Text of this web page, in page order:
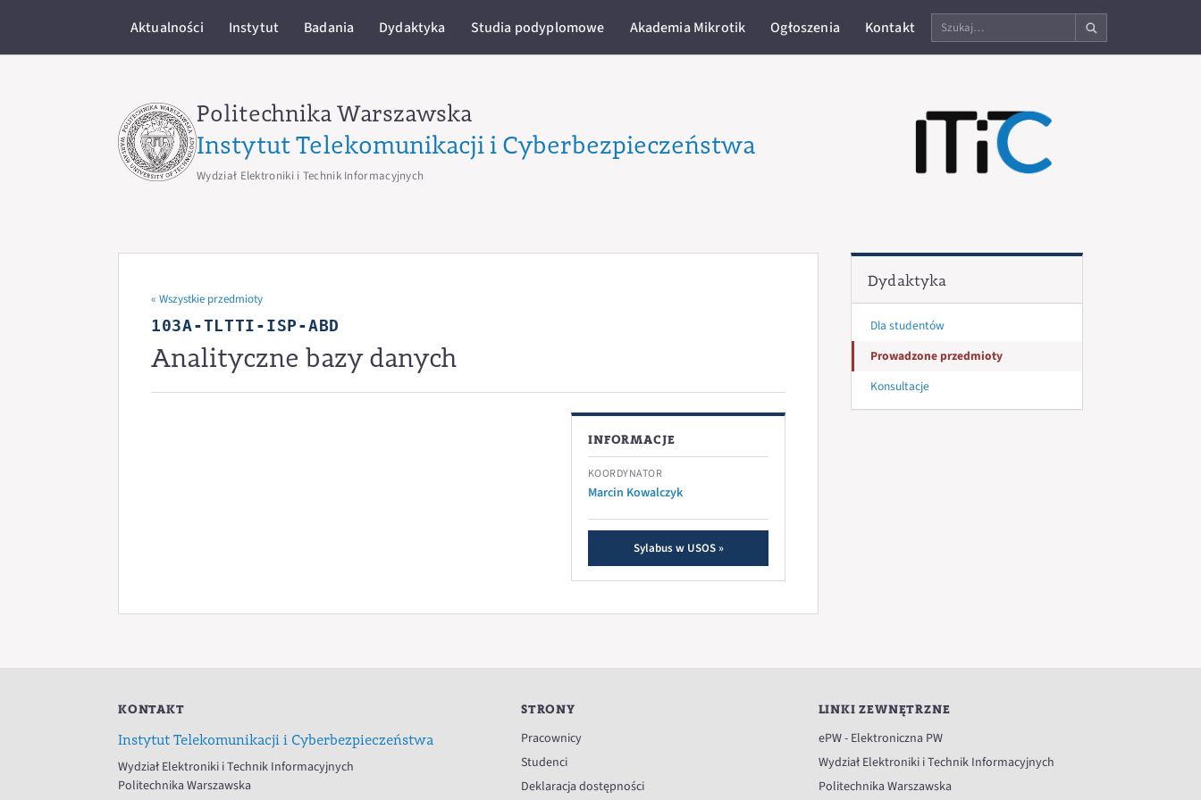
Aktualności Instytut Badania Dydaktyka Studia podyplomowe Akademia Mikrotik Ogłoszenia Kontakt
Szukaj
na
stronie
Politechnika Warszawska
Instytut Telekomunikacji i Cyberbezpieczeństwa
Wydział Elektroniki i Technik Informacyjnych
« Wszystkie przedmioty
103A-TLTTI-ISP-ABD
Analityczne bazy danych
INFORMACJE
KOORDYNATOR
Marcin Kowalczyk
Sylabus w USOS »
Dydaktyka
Dla studentów
Prowadzone przedmioty
Konsultacje
KONTAKT
Instytut Telekomunikacji i Cyberbezpieczeństwa
Wydział Elektroniki i Technik Informacyjnych
Politechnika Warszawska
STRONY
Pracownicy
Studenci
Deklaracja dostępności
LINKI ZEWNĘTRZNE
ePW - Elektroniczna PW
Wydział Elektroniki i Technik Informacyjnych
Politechnika Warszawska